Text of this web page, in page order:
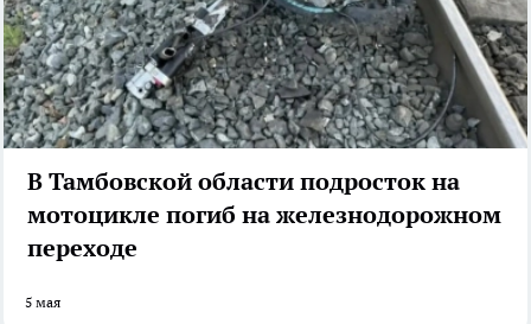
В Тамбовской области подросток на
мотоцикле погиб на железнодорожном
переходе
5 мая